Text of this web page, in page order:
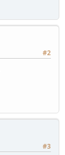
#2
#3